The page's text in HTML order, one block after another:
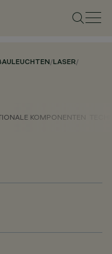
/LASER/
KOMPONENTEN